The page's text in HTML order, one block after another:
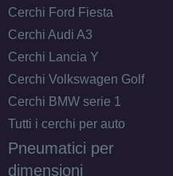
Esaurito
AVUS AC-518 Black 5
5x100
Foro centrale: 57.1mm
Esaurito
AVUS AC-518 Black 5
Cerchi Ford Fiesta
Cerchi Audi A3
Cerchi Lancia Y
Cerchi Volkswagen Golf
Cerchi BMW serie 1
Tutti i cerchi per auto
Pneumatici per
dimensioni